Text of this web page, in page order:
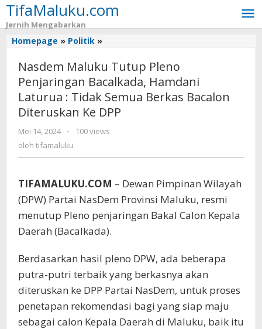
Lewati
ke
konten
TifaMaluku.com
Jernih Mengabarkan
Homepage » Politik »
Tutup
Pleno
Penjaringan
Bacalkada,
Hamdani
Bacalon
Diteruskan
Ke
DPP
Nasdem Maluku Tutup Pleno
Penjaringan Bacalkada, Hamdani
Laturua : Tidak Semua Berkas Bacalon
Diteruskan Ke DPP
Mei 14, 2024
oleh
tifamaluku
-
100 views
oleh tifamaluku
TIFAMALUKU.COM – Dewan Pimpinan Wilayah
(DPW) Partai NasDem Provinsi Maluku, resmi
menutup Pleno penjaringan Bakal Calon Kepala
Daerah (Bacalkada).
Berdasarkan hasil pleno DPW, ada beberapa
putra-putri terbaik yang berkasnya akan
diteruskan ke DPP Partai NasDem, untuk proses
penetapan rekomendasi bagi yang siap maju
sebagai calon Kepala Daerah di Maluku, baik itu